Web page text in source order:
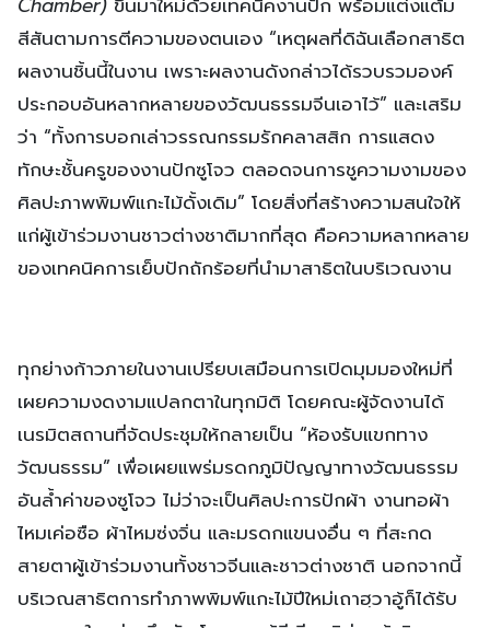
สีสันตามการตีความของตนเอง “เหตุผลที่ดิฉันเลือกสาธิต
ผลงานชิ้นนี้ในงาน เพราะผลงานดังกล่าวได้รวบรวมองค์
ประกอบอันหลากหลายของวัฒนธรรมจีนเอาไว้” และเสริม
ว่า “ทั้งการบอกเล่าวรรณกรรมรักคลาสสิก การแสดง
ทักษะชั้นครูของงานปักซูโจว ตลอดจนการชูความงามของ
ศิลปะภาพพิมพ์แกะไม้ดั้งเดิม” โดยสิ่งที่สร้างความสนใจให้
แก่ผู้เข้าร่วมงานชาวต่างชาติมากที่สุด คือความหลากหลาย
ของเทคนิคการเย็บปักถักร้อยที่นำมาสาธิตในบริเวณงาน
ทุกย่างก้าวภายในงานเปรียบเสมือนการเปิดมุมมองใหม่ที่
เผยความงดงามแปลกตาในทุกมิติ โดยคณะผู้จัดงานได้
เนรมิตสถานที่จัดประชุมให้กลายเป็น “ห้องรับแขกทาง
วัฒนธรรม” เพื่อเผยแพร่มรดกภูมิปัญญาทางวัฒนธรรม
อันล้ำค่าของซูโจว ไม่ว่าจะเป็นศิลปะการปักผ้า งานทอผ้า
ไหมเค่อซือ ผ้าไหมซ่งจิ่น และมรดกแขนงอื่น ๆ ที่สะกด
สายตาผู้เข้าร่วมงานทั้งชาวจีนและชาวต่างชาติ นอกจากนี้
บริเวณสาธิตการทำภาพพิมพ์แกะไม้ปีใหม่เถาฮฺวาอู้ก็ได้รับ